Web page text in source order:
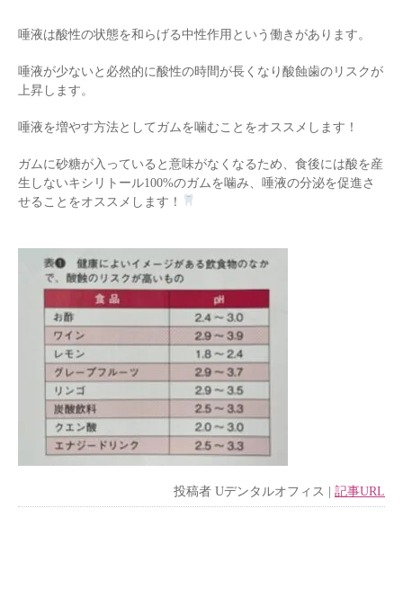
唾液は酸性の状態を和らげる中性作用という働きがあります。
唾液が少ないと必然的に酸性の時間が長くなり酸蝕歯のリスクが
上昇します。
唾液を増やす方法としてガムを噛むことをオススメします！
ガムに砂糖が入っていると意味がなくなるため、食後には酸を産
生しないキシリトール100%のガムを噛み、唾液の分泌を促進さ
せることをオススメします！
投稿者 Uデンタルオフィス | 記事URL